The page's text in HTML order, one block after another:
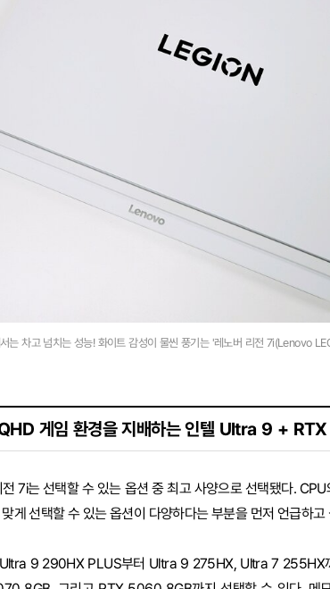
는 차고 넘치는 성능! 화이트 감성이 물씬 풍기는 '레노버 리전 7i(Lenovo
게임 환경을 지배하는 인텔 Ultra 9 +
7i는 선택할 수 있는 옵션 중 최고 사양으로 선택됐다.
게 선택할 수 있는 옵션이 다양하다는 부분을 먼저 언급하고
9 290HX PLUS부터 Ultra 9 275HX, Ultra 7 255HX